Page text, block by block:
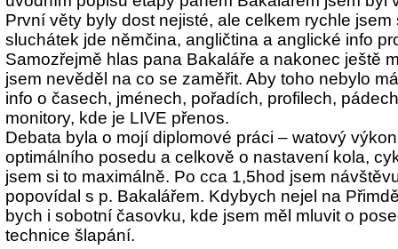
První věty byly dost nejisté, ale celkem rychle
sluchátek jde němčina, angličtina a anglické info
Samozřejmě hlas pana Bakaláře a nakonec ještě
jsem nevěděl na co se zaměřit. Aby toho nebylo
info o časech, jménech, pořadích, profilech,
monitory, kde je LIVE přenos.
Debata byla o mojí diplomové práci – watový
optimálního posedu a celkově o nastavení kola,
jsem si to maximálně. Po cca 1,5hod jsem
popovídal s p. Bakalářem. Kdybych nejel na
bych i sobotní časovku, kde jsem měl mluvit o
technice šlapání.